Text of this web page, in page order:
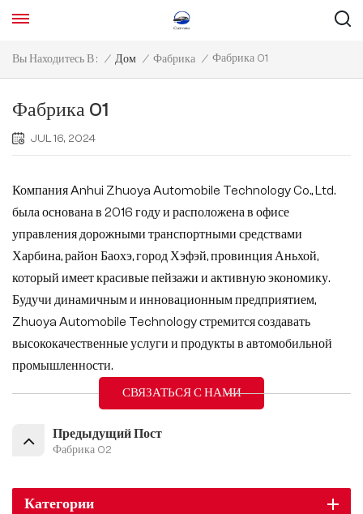
Вы Находитесь В : / Дом / Фабрика / Фабрика 01
Фабрика 01
JUL 16, 2024
Компания Anhui Zhuoya Automobile Technology Co., Ltd.
была основана в 2016 году и расположена в офисе
управления дорожными транспортными средствами
Харбина, район Баохэ, город Хэфэй, провинция Аньхой,
который имеет красивые пейзажи и активную экономику.
Будучи динамичным и инновационным предприятием,
Zhuoya Automobile Technology стремится создавать
высококачественные услуги и продукты в автомобильной
промышленности.
СВЯЗАТЬСЯ С НАМИ
Предыдущий Пост
Фабрика 02
Категории